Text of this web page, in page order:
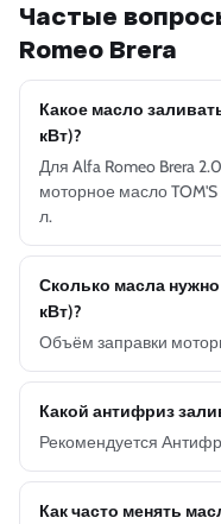
Частые
Romeo Brera
Какое масло
кВт)?
Для Alfa Romeo Brera
моторное масло
л.
Сколько масла нужно
кВт)?
Объём заправки
Какой антифриз
Рекомендуется
Как часто менять